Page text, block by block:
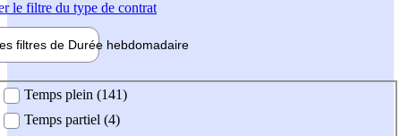
le filtre du type de contrat
filtres de Durée hebdomadaire
Temps plein (141)
Temps partiel (4)